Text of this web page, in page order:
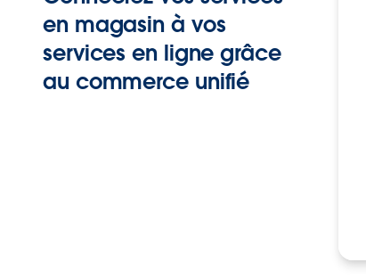
en magasin à vos
services en ligne grâce
au commerce unifié